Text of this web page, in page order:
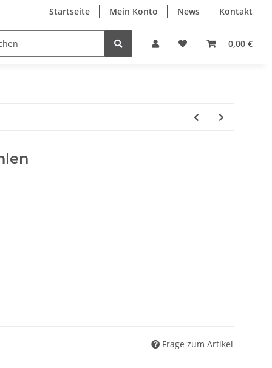
Startseite Mein Konto News Kontakt
0,00 €
Frage zum Artikel